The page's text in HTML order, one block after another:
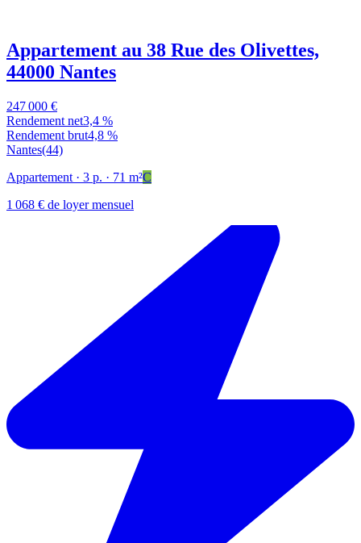
Appartement au 38 Rue des Olivettes,
44000 Nantes
247 000 €
Rendement net3,4 %
Rendement brut4,8 %
Nantes(44)
Appartement · 3 p. · 71 m²C
1 068 € de loyer mensuel